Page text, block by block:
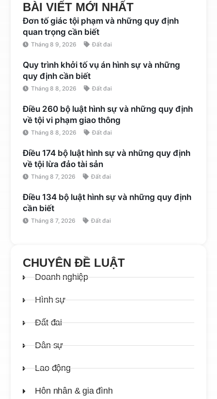
BÀI VIẾT MỚI NHẤT
Đơn tố giác tội phạm và những quy định
quan trọng cần biết
Tháng 8 9, 2026 Đất đai
Quy trình khởi tố vụ án hình sự và những
quy định cần biết
Tháng 8 8, 2026 Đất đai
Điều 260 bộ luật hình sự và những quy định
về tội vi phạm giao thông
Tháng 8 8, 2026 Đất đai
Điều 174 bộ luật hình sự và những quy định
về tội lừa đảo tài sản
Tháng 8 7, 2026 Đất đai
Điều 134 bộ luật hình sự và những quy định
cần biết
Tháng 8 7, 2026 Đất đai
CHUYÊN ĐỀ LUẬT
Doanh nghiệp
Hình sự
Đất đai
Dân sự
Lao động
Hôn nhân & gia đình